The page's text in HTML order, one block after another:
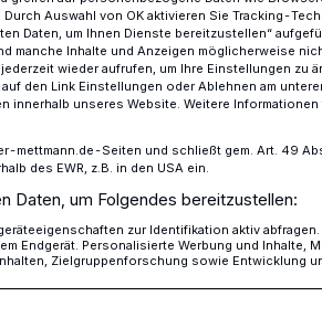
befahrbar
in
Auswahl von OK aktivieren Sie Tracking-
Daten, um Ihnen Dienste bereitzustellen“
manche Inhalte und Anzeigen möglicherweise
wieder aufrufen, um Ihre Einstellungen zu
den Link Einstellungen oder Ablehnen am
innerhalb unseres Website. Weitere Informationen
mettmann.de-Seiten und schließt gem. Art. 49
des EWR, z.B. in den USA ein.
Daten, um Folgendes bereitzustellen:
zur Identifikation aktiv
Endgerät. Personalisierte Werbung und Inhalte,
Zielgruppenforschung sowie Entwicklung